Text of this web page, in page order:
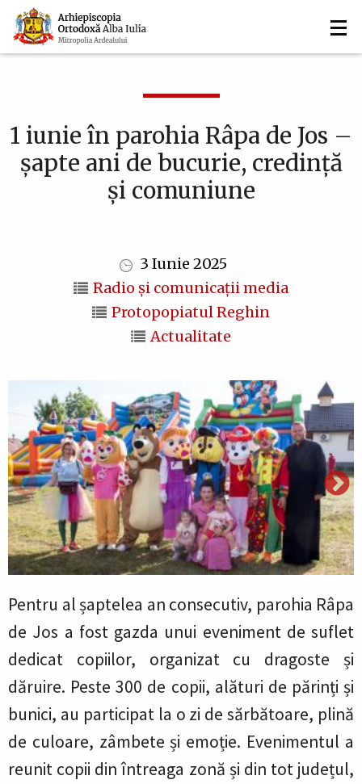
Mergi
la
conţinutul
Navigare
principală
1 iunie în parohia Râpa de Jos –
șapte ani de bucurie, credință
și comuniune
3 Iunie 2025
Radio și comunicații media
Protopopiatul Reghin
Actualitate
Pentru al șaptelea an consecutiv, parohia Râpa
de Jos a fost gazda unui eveniment de suflet
dedicat copiilor, organizat cu dragoste și
dăruire. Peste 300 de copii, alături de părinți și
bunici, au participat la o zi de sărbătoare, plină
de culoare, zâmbete și emoție. Evenimentul a
reunit copii din întreaga zonă și din tot județul,